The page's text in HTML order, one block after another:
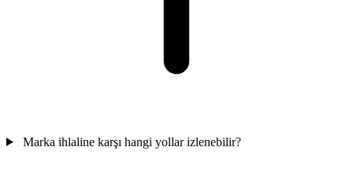
Marka ihlaline karşı hangi yollar izlenebilir?